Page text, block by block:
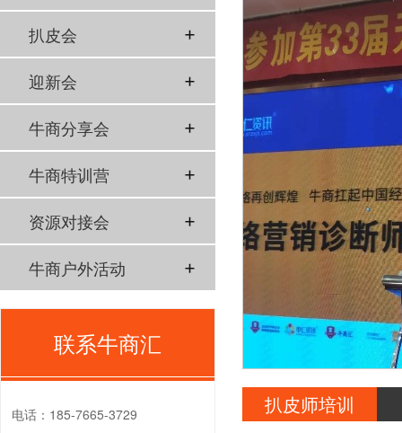
扒皮师培训
扒皮会
迎新会
牛商分享会
牛商特训营
资源对接会
牛商户外活动
联系牛商汇
电话： 185-7665-3729